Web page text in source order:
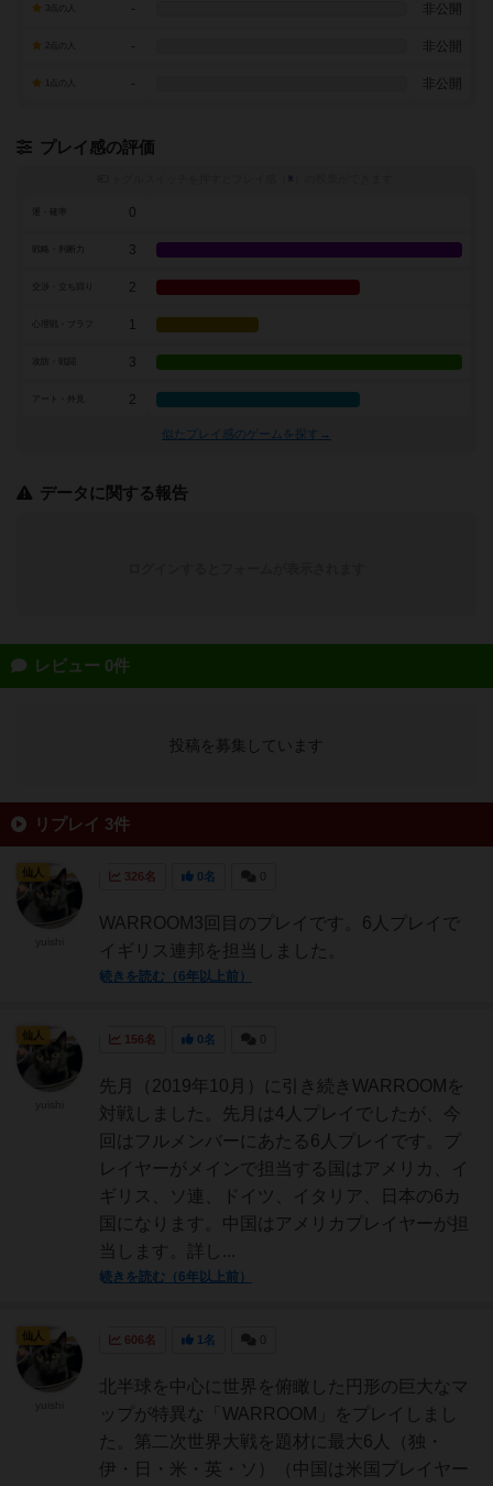
- 非公開
- 非公開
- 非公開
プレイ感の評価
※
0
戦略・判断力 3
2
1
3
アート・外見 2
似たプレイ感のゲームを探す→
データに関する報告
レビュー 0件
投稿を募集しています
リプレイ 3件
326名 0名
WARROOM3回目のプレイです。6人プレイで
イギリス連邦を担当しました。
続きを読む（6年以上前）
仙人
156名 0名
先月（2019年10月）に引き続きWARROOMを
対戦しました。先月は4人プレイでしたが、今
回はフルメンバーにあたる6人プレイです。プ
レイヤーがメインで担当する国はアメリカ、イ
ギリス、ソ連、ドイツ、イタリア、日本の6カ
国になります。中国はアメリカプレイヤーが担
当します。詳し...
続きを読む（6年以上前）
仙人
606名 1名
北半球を中心に世界を俯瞰した円形の巨大なマ
ップが特異な「WARROOM」をプレイしまし
た。第二次世界大戦を題材に最大6人（独・
伊・日・米・英・ソ）（中国は米国プレイヤー
仙人